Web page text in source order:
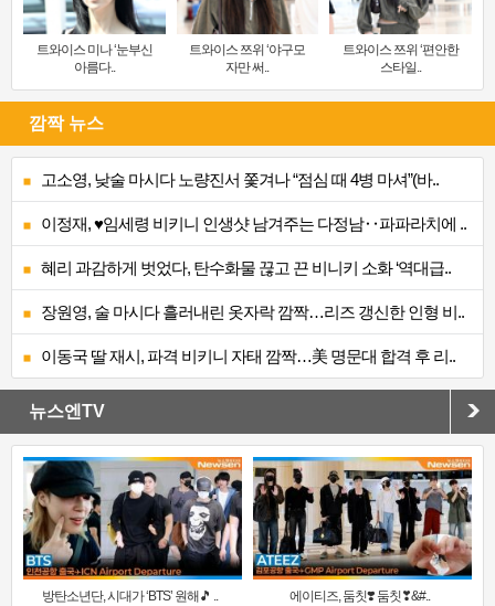
트와이스 미나 ‘눈부신
아름다..
트와이스 쯔위 ‘야구모
자만 써..
트와이스 쯔위 ‘편안한
스타일..
깜짝 뉴스
고소영, 낮술 마시다 노량진서 쫓겨나 “점심 때 4병 마셔”(바..
이정재, ♥임세령 비키니 인생샷 남겨주는 다정남‥파파라치에 ..
혜리 과감하게 벗었다, 탄수화물 끊고 끈 비니키 소화 ‘역대급..
장원영, 술 마시다 흘러내린 옷자락 깜짝…리즈 갱신한 인형 비..
이동국 딸 재시, 파격 비키니 자태 깜짝…美 명문대 합격 후 리..
뉴스엔TV
방탄소년단, 시대가 ‘BTS’ 원해🎵 .. 에이티즈, 둠칫❣️ 둠칫❣&#..